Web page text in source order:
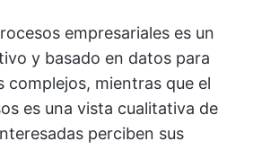
empresariales es un
y basado en datos para
complejos, mientras que el
es una vista cualitativa de
perciben sus